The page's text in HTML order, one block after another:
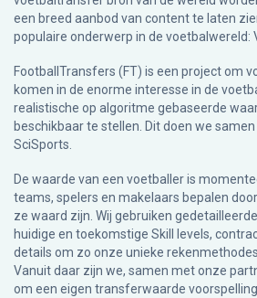
een breed aanbod van content te laten
populaire onderwerp in de voetbalwereld:
FootballTransfers (FT) is een project om
komen in de enorme interesse in de
realistische op algoritme gebaseerde
beschikbaar te stellen. Dit doen we
SciSports
De waarde van een voetballer is
teams, spelers en makelaars bepalen
ze waard zijn. Wij gebruiken
huidige en toekomstige Skill levels,
details om zo onze unieke
Vanuit daar zijn we, samen met onze
om een eigen transferwaarde